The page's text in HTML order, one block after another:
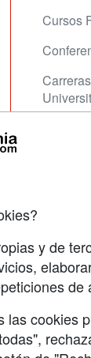
Cursos
Carreras
y de
de
las cookies